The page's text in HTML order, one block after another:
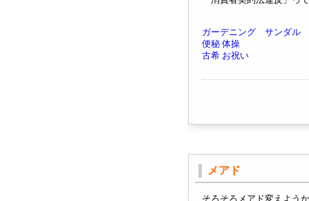
ガーデニング サンダル
便秘 体操
古希 お祝い
メアド
そろそろメアド変えようか